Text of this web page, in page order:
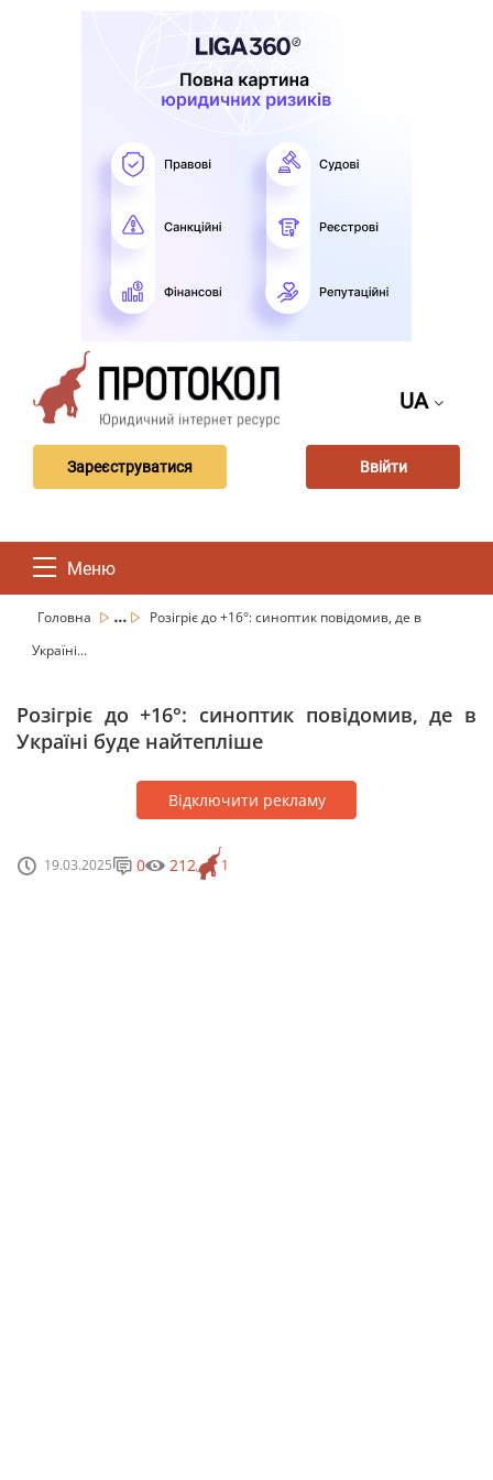
UA
Зареєструватися Ввійти
Меню
Головна ...
Розігріє до +16°: синоптик повідомив, де в
Україні...
Розігріє до +16°: синоптик повідомив, де в
Україні буде найтепліше
Відключити рекламу
19.03.2025 1
0 212